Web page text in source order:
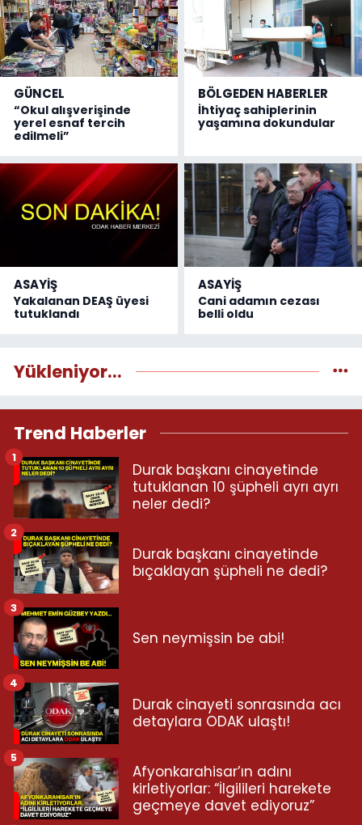
GÜNCEL
“Okul alışverişinde
yerel esnaf tercih
edilmeli”
BÖLGEDEN HABERLER
İhtiyaç sahiplerinin
yaşamına dokundular
ASAYİŞ
Yakalanan DEAŞ üyesi
tutuklandı
ASAYİŞ
Cani adamın cezası
belli oldu
Yükleniyor...
Trend Haberler
Durak başkanı cinayetinde
tutuklanan 10 şüpheli ayrı ayrı
neler dedi?
1
Durak başkanı cinayetinde
bıçaklayan şüpheli ne dedi?
2
Sen neymişsin be abi!
3
Durak cinayeti sonrasında acı
detaylara ODAK ulaştı!
4
Afyonkarahisar’ın adını
kirletiyorlar: “İlgilileri harekete
geçmeye davet ediyoruz”
5